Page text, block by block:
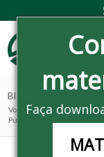
Faça
Blog - Últimas notícias
Você está aqui: Home /
Publicado acordo setorial